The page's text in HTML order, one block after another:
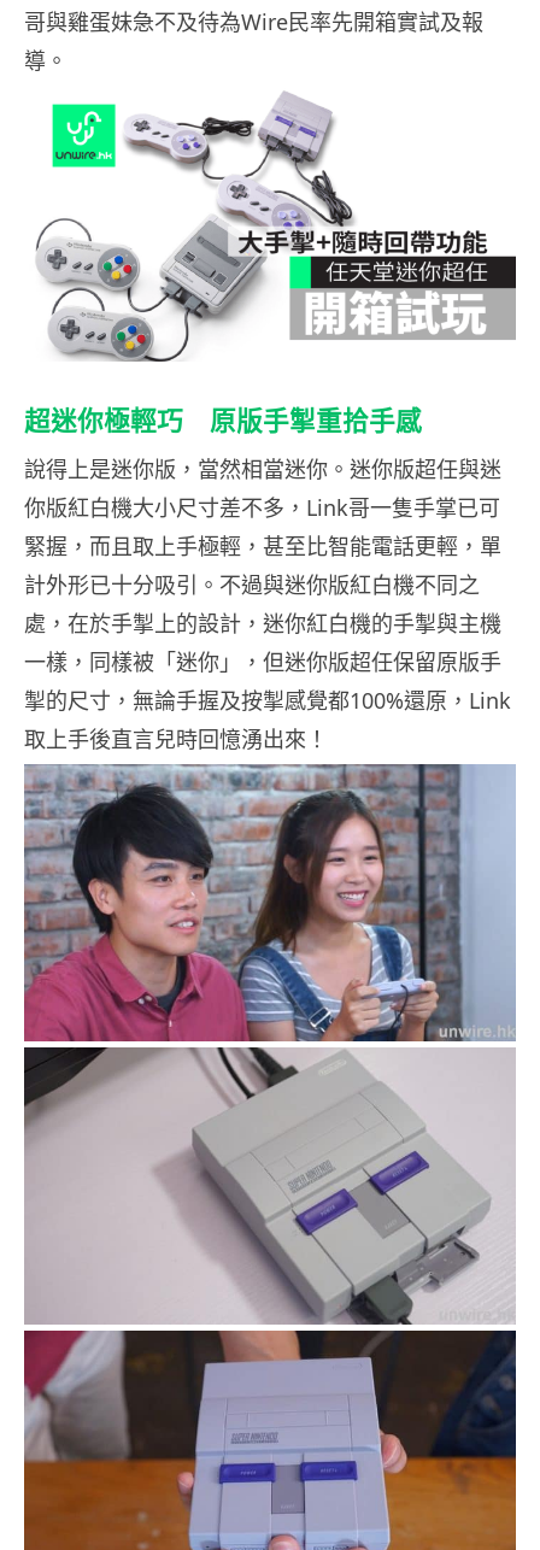
哥與雞蛋妹急不及待為Wire民率先開箱實試及報
導。
超迷你極輕巧 原版手掣重拾手感
說得上是迷你版，當然相當迷你。迷你版超任與迷
你版紅白機大小尺寸差不多，Link哥一隻手掌已可
緊握，而且取上手極輕，甚至比智能電話更輕，單
計外形已十分吸引。不過與迷你版紅白機不同之
處，在於手掣上的設計，迷你紅白機的手掣與主機
一樣，同樣被「迷你」，但迷你版超任保留原版手
掣的尺寸，無論手握及按掣感覺都100%還原，Link
取上手後直言兒時回憶湧出來！